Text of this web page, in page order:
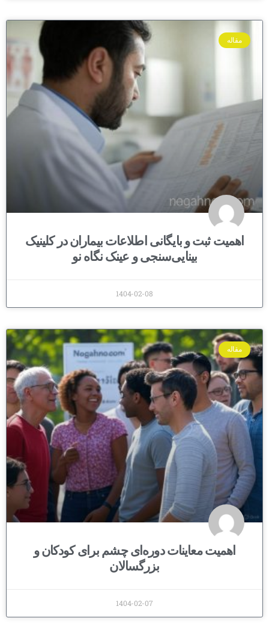
مقاله
اهمیت ثبت و بایگانی اطلاعات بیماران در کلینیک
بینایی‌سنجی و عینک نگاه نو
1404-02-08
مقاله
اهمیت معاینات دوره‌ای چشم برای کودکان و
بزرگسالان
1404-02-07